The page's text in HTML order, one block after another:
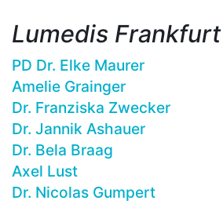
Lumedis Frankfurt
PD Dr. Elke Maurer
Amelie Grainger
Dr. Franziska Zwecker
Dr. Jannik Ashauer
Dr. Bela Braag
Axel Lust
Dr. Nicolas Gumpert